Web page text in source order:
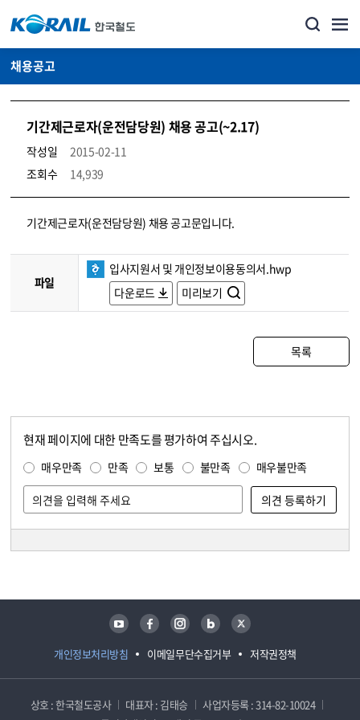
채용공고
기간제근로자(운전담당원) 채용 공고(~2.17)
작성일
2015-02-11
조회수
14,939
코레일소개_경영공시_채용공고 상세보기 – 내용, 파일, 담당자 연락처로 구성
기간제근로자(운전담당원) 채용 공고문입니다.
파일
입사지원서 및 개인정보이용동의서.hwp
다운로드
미리보기
목록
현재 페이지에 대한 만족도를 평가하여 주십시오.
매우만족 만족 보통 불만족 매우불만족
개인정보처리방침 이메일무단수집거부 저작권정책
유튜브 페이스북 인스타그램 블로그 트위터
상호 : 한국철도공사 대표자 : 김태승
사업자등록 : 314-82-10024